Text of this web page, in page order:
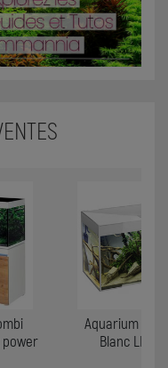
power
Aquarium
Blanc LED